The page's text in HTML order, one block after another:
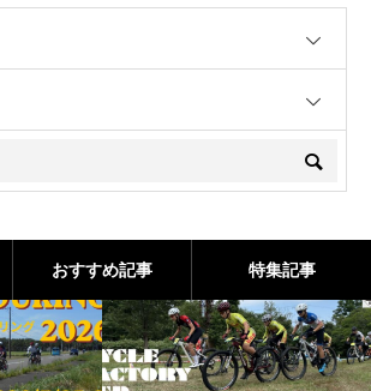
おすすめ記事 特集記事